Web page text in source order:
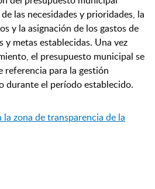
las necesidades y prioridades, la
y la asignación de los gastos de
metas establecidas. Una vez
el presupuesto municipal se
referencia para la gestión
durante el período establecido.
zona de transparencia de la